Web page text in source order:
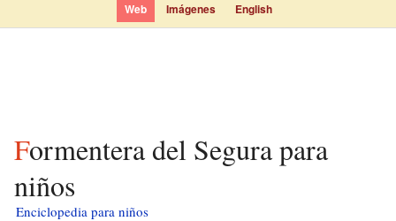
Web Imágenes English
Formentera del Segura para
niños
Enciclopedia para niños